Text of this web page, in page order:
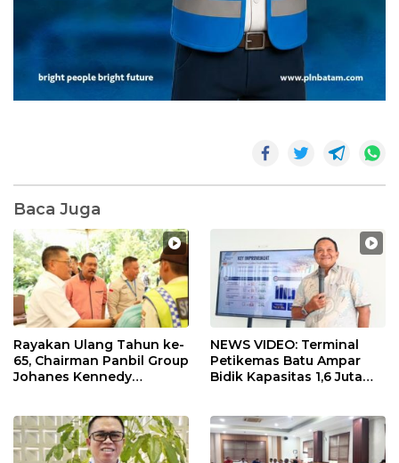
Baca Juga
Rayakan Ulang Tahun ke-
65, Chairman Panbil Group
Johanes Kennedy
Karyawan
NEWS VIDEO: Terminal
Petikemas Batu Ampar
Bidik Kapasitas 1,6 Juta